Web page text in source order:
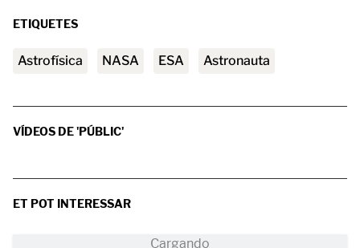
ETIQUETES
astrofísica NASA ESA astronauta
VÍDEOS DE 'PÚBLIC'
ET POT INTERESSAR